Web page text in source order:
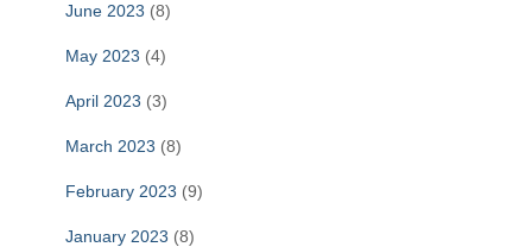
June 2023 (8)
May 2023 (4)
April 2023 (3)
March 2023 (8)
February 2023 (9)
January 2023 (8)